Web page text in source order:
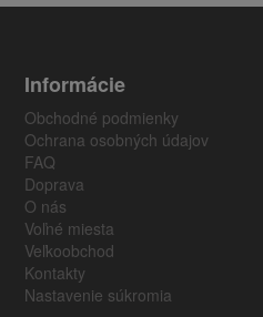
Informácie
Obchodné podmienky
Ochrana osobných údajov
FAQ
Doprava
O nás
Voľné miesta
Veľkoobchod
Kontakty
Nastavenie súkromia